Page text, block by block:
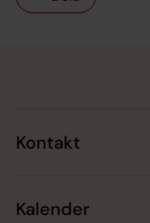
Kontakt
Kalender